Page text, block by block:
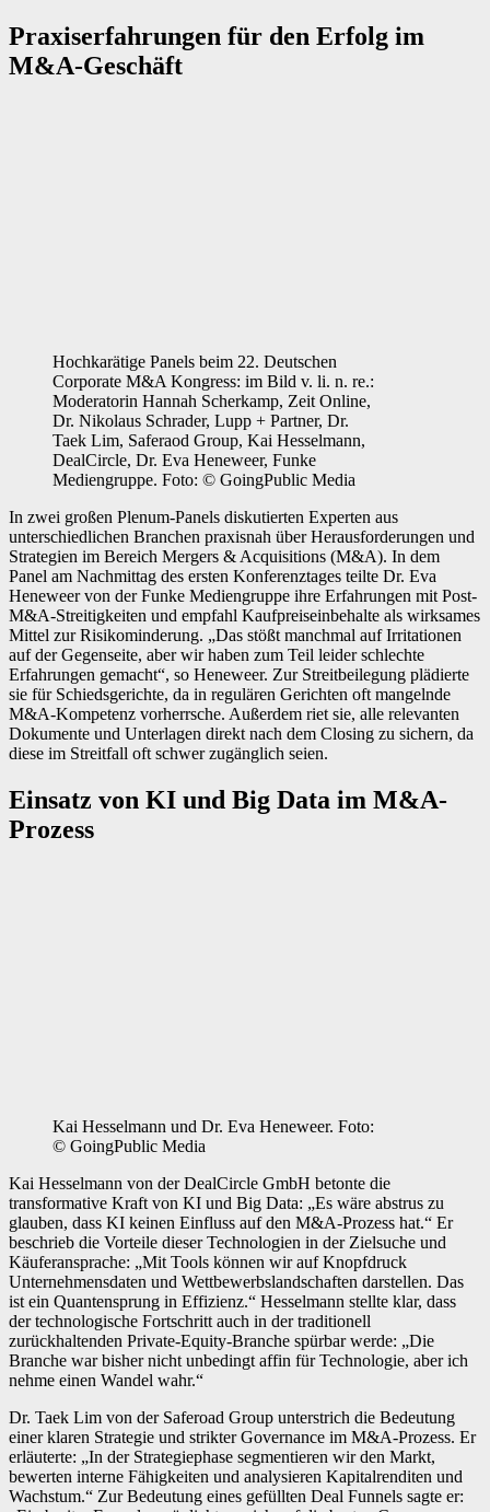
Praxiserfahrungen für den Erfolg im
M&A-Geschäft
Hochkarätige Panels beim 22. Deutschen
Corporate M&A Kongress: im Bild v. li. n. re.:
Moderatorin Hannah Scherkamp, Zeit Online,
Dr. Nikolaus Schrader, Lupp + Partner, Dr.
Taek Lim, Saferaod Group, Kai Hesselmann,
DealCircle, Dr. Eva Heneweer, Funke
Mediengruppe. Foto: © GoingPublic Media
In zwei großen Plenum-Panels diskutierten Experten aus
unterschiedlichen Branchen praxisnah über Herausforderungen und
Strategien im Bereich Mergers & Acquisitions (M&A). In dem
Panel am Nachmittag des ersten Konferenztages teilte Dr. Eva
Heneweer von der Funke Mediengruppe ihre Erfahrungen mit Post-
M&A-Streitigkeiten und empfahl Kaufpreiseinbehalte als wirksames
Mittel zur Risikominderung. „Das stößt manchmal auf Irritationen
auf der Gegenseite, aber wir haben zum Teil leider schlechte
Erfahrungen gemacht“, so Heneweer. Zur Streitbeilegung plädierte
sie für Schiedsgerichte, da in regulären Gerichten oft mangelnde
M&A-Kompetenz vorherrsche. Außerdem riet sie, alle relevanten
Dokumente und Unterlagen direkt nach dem Closing zu sichern, da
diese im Streitfall oft schwer zugänglich seien.
Einsatz von KI und Big Data im M&A-
Prozess
Kai Hesselmann und Dr. Eva Heneweer. Foto:
© GoingPublic Media
Kai Hesselmann von der DealCircle GmbH betonte die
transformative Kraft von KI und Big Data: „Es wäre abstrus zu
glauben, dass KI keinen Einfluss auf den M&A-Prozess hat.“ Er
beschrieb die Vorteile dieser Technologien in der Zielsuche und
Käuferansprache: „Mit Tools können wir auf Knopfdruck
Unternehmensdaten und Wettbewerbslandschaften darstellen. Das
ist ein Quantensprung in Effizienz.“ Hesselmann stellte klar, dass
der technologische Fortschritt auch in der traditionell
zurückhaltenden Private-Equity-Branche spürbar werde: „Die
Branche war bisher nicht unbedingt affin für Technologie, aber ich
nehme einen Wandel wahr.“
Dr. Taek Lim von der Saferoad Group unterstrich die Bedeutung
einer klaren Strategie und strikter Governance im M&A-Prozess. Er
erläuterte: „In der Strategiephase segmentieren wir den Markt,
bewerten interne Fähigkeiten und analysieren Kapitalrenditen und
Wachstum.“ Zur Bedeutung eines gefüllten Deal Funnels sagte er: